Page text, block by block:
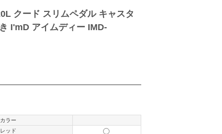
クード スリムペダル キャスタ
I'mD アイムディー IMD-
カラー
レッド